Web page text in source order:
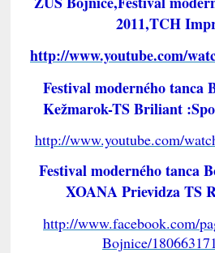
2011,TCH
http://www.youtube.com/
Festival moderného tanca
Kežmarok-TS Briliant
http://www.youtube.com/
Festival moderného tanca
XOANA Prievidza TS
http://www.facebook.com/
Bojnice/